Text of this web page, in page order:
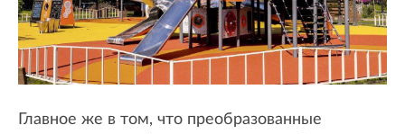
Главное же в том, что преобразованные